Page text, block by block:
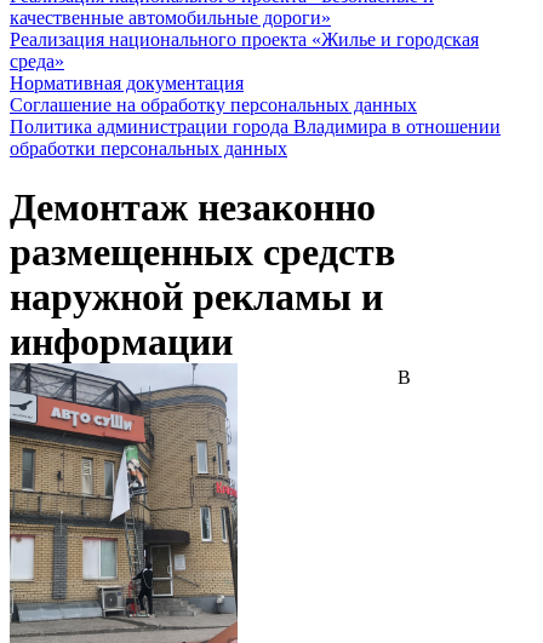
качественные автомобильные дороги»
Реализация национального проекта «Жилье и городская
среда»
Нормативная документация
Соглашение на обработку персональных данных
Политика администрации города Владимира в отношении
обработки персональных данных
Демонтаж незаконно
размещенных средств
наружной рекламы и
информации
В